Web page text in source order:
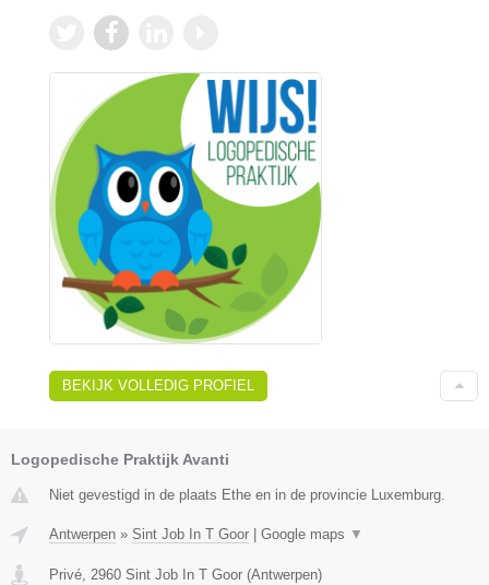
BEKIJK VOLLEDIG PROFIEL
Logopedische Praktijk Avanti
Niet gevestigd in de plaats Ethe en in de provincie Luxemburg.
Antwerpen » Sint Job In T Goor Google maps ▼
Privé, 2960 Sint Job In T Goor (Antwerpen)